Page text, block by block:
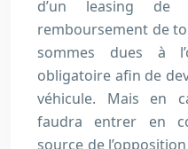
d’un leasing
remboursement de
sommes dues à
obligatoire afin de
véhicule. Mais en
faudra entrer en
source de